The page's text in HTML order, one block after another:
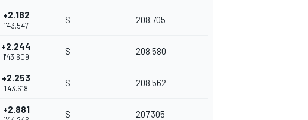
+2.182
1'43.547
S 208.705
+2.244
1'43.609
S 208.580
+2.253
1'43.618
S 208.562
+2.881 S 207.305